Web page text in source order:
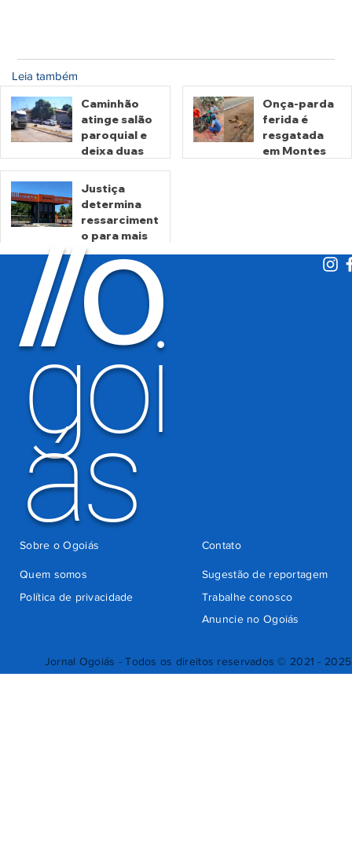
Leia também
Caminhão
atinge salão
paroquial e
deixa duas
mortas em
Crixás
há 4 horas
Onça-parda
ferida é
resgatada
em Montes
Justiça
determina
ressarciment
o para mais
de 600 mil
motoristas
por
cobrança
indevida do
Detran-GO
há 3 dias
Jornal Ogoiás - Todos os direitos reservados © 2021 - 2025
//O
goi
ás
Quem somos
Sugestão de reportagem
Trabalhe conosco
Política de privacidade
Anuncie no Ogoiás
Contato
Sobre o Ogoiás